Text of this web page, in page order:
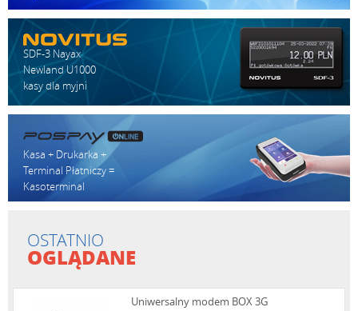
SDF-3 Nayax
Newland U1000
kasy dla myjni
Kasa + Drukarka +
Terminal Płatniczy =
Kasoterminal
OSTATNIO
OGLĄDANE
Uniwersalny modem BOX 3G